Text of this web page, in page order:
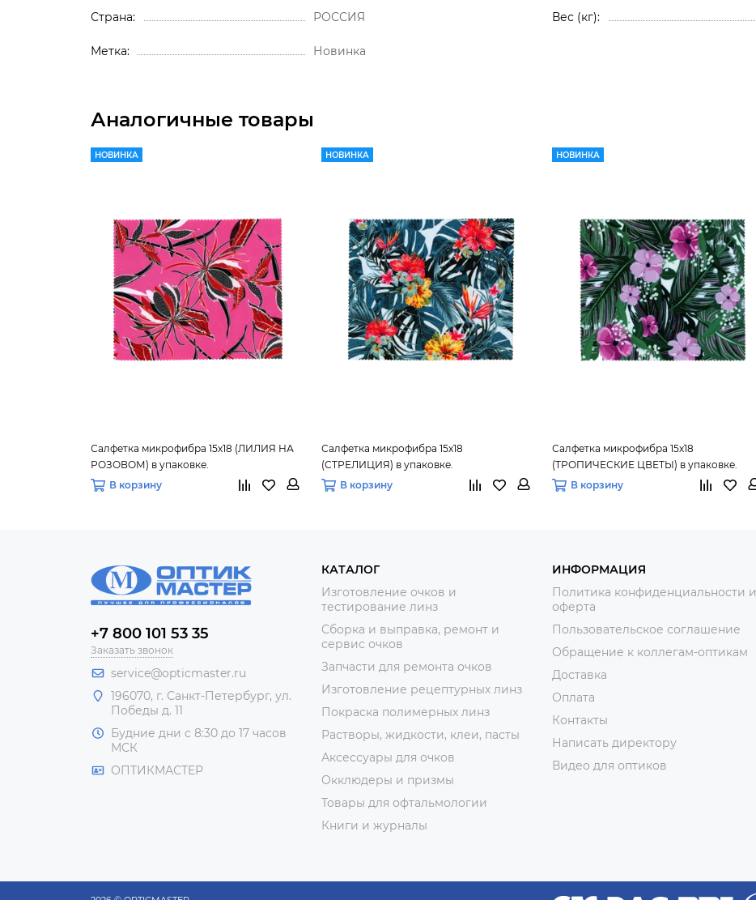
Страна РОССИЯ
Метка Новинка
Вес (кг)
Аналогичные товары
НОВИНКА
Салфетка микрофибра 15х18 (ЛИЛИЯ НА
РОЗОВОМ) в упаковке.
В корзину
НОВИНКА
Салфетка микрофибра 15х18
(СТРЕЛИЦИЯ) в упаковке.
В корзину
НОВИНКА
Салфетка микрофибра 15х18
(ТРОПИЧЕСКИЕ ЦВЕТЫ) в упаковке.
В корзину
+7 800 101 53 35
Заказать звонок
service@opticmaster.ru
196070, г. Санкт-Петербург, ул.
Победы д. 11
Будние дни с 8:30 до 17 часов
МСК
ОПТИКМАСТЕР
КАТАЛОГ
Изготовление очков и
тестирование линз
Сборка и выправка, ремонт и
сервис очков
Запчасти для ремонта очков
Изготовление рецептурных линз
Покраска полимерных линз
Растворы, жидкости, клеи, пасты
Аксессуары для очков
Окклюдеры и призмы
Товары для офтальмологии
Книги и журналы
ИНФОРМАЦИЯ
Политика конфиденциальности и
оферта
Пользовательское соглашение
Обращение к коллегам-оптикам
Доставка
Оплата
Контакты
Написать директору
Видео для оптиков